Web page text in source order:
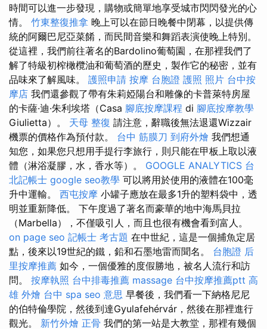
時間可以進一步發現，購物或簡單地享受城市閃閃發光的心
情。 竹東整復推拿 晚上可以在節日晚餐中閉幕，以提供傳
統的阿爾巴尼亞菜餚，而民間音樂和舞蹈表演使晚上特別。
從這裡，我們前往著名的Bardolino葡萄園，在那裡我們了
解了特級初榨橄欖油和葡萄酒的歷史，製作它的秘密，並有
品味來了解風味。 護照申請 按摩 台胞證 護照 照片 台中按
摩店 我們還參觀了帶有朱莉婭陽台和雕像的卡普萊特房屋
的卡薩·迪·朱利埃塔（Casa 腳底按摩課程 di 腳底按摩教學
Giulietta）。 天母 整復 請注意，辭職後無法退還Wizzair
機票的價格作為預付款。 台中 筋膜刀 到府外燴 我們想通
知您，如果您只想用手提行李旅行，則只能在甲板上取以液
體（淋浴凝膠，水，香水等）。 GOOGLE ANALYTICS 台
北記帳士 google seo教學 可以將用於使用的液體在100毫
升中運輸。 西屯按摩 小罐子應放在最多1升的塑料袋中，透
明並重新降低。 下午度過了著名而豪華的地中海馬貝拉
（Marbella），不僅吸引人，而且也很有機會看到富人。
on page seo 記帳士 考古題 在中世紀，這是一個捕魚定居
點，後來以19世紀的鐵，鉛和石墨地雷而聞名。 台胞證 后
里按摩推薦 如今，一個優雅的度假勝地，被名人流行和訪
問。 按摩執照 台中排毒推薦 massage 台中按摩推薦ptt 高
雄 外燴 台中 spa seo 意思 早餐後，我們看一下納格尼尼
的伯特倫學院，然後到達Gyulafehérvár，然後在那裡進行
觀光。 新竹外燴 正骨 我們的第一站是大教堂，那裡有幾個